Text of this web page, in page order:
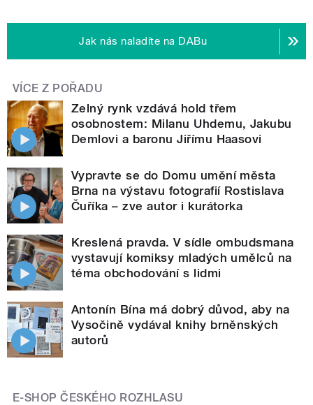
Jak nás naladíte na DABu
VÍCE Z POŘADU
Zelný rynk vzdává hold třem
osobnostem: Milanu Uhdemu, Jakubu
Demlovi a baronu Jiřímu Haasovi
Vypravte se do Domu umění města
Brna na výstavu fotografií Rostislava
Čuříka – zve autor i kurátorka
Kreslená pravda. V sídle ombudsmana
vystavují komiksy mladých umělců na
téma obchodování s lidmi
Antonín Bína má dobrý důvod, aby na
Vysočině vydával knihy brněnských
autorů
E-SHOP ČESKÉHO ROZHLASU